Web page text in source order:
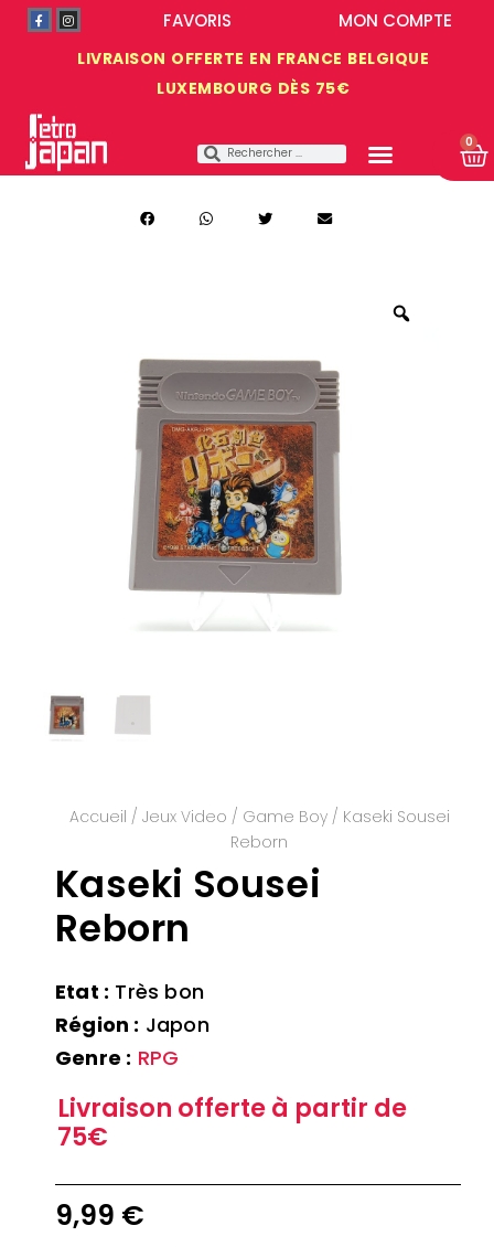
LIVRAISON OFFERTE EN FRANCE BELGIQUE
LUXEMBOURG DÈS 75€
MON COMPTE
FAVORIS
0
Accueil / Jeux Video / Game Boy/ Kaseki Sousei
Reborn
Kaseki Sousei
Reborn
Etat : Très bon
Région : Japon
Genre : RPG
Livraison offerte à partir de
75€
9,99 €